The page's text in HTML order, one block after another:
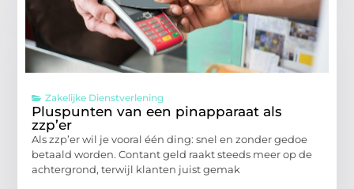
Zakelijke Dienstverlening
Pluspunten van een pinapparaat als
zzp’er
Als zzp’er wil je vooral één ding: snel en zonder gedoe
betaald worden. Contant geld raakt steeds meer op de
achtergrond, terwijl klanten juist gemak